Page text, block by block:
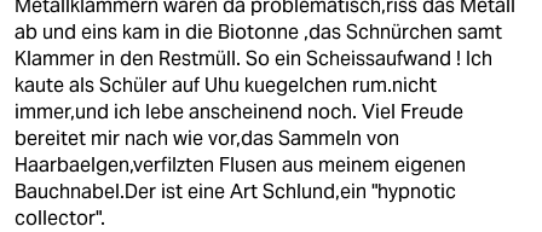
Metallklammern waren da problematisch,riss das Metall
ab und eins kam in die Biotonne ,das Schnürchen samt
Klammer in den Restmüll. So ein Scheissaufwand ! Ich
kaute als Schüler auf Uhu kuegelchen rum.nicht
immer,und ich lebe anscheinend noch. Viel Freude
bereitet mir nach wie vor,das Sammeln von
Haarbaelgen,verfilzten Flusen aus meinem eigenen
Bauchnabel.Der ist eine Art Schlund,ein "hypnotic
collector".